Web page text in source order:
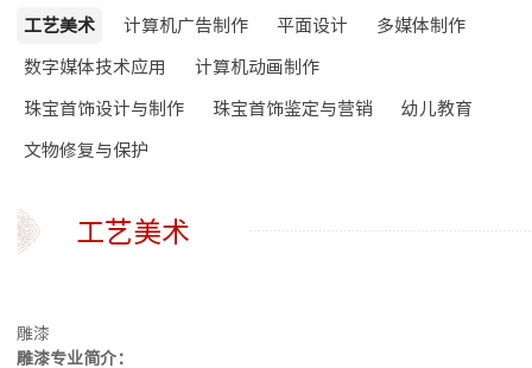
工艺美术 计算机广告制作 平面设计 多媒体制作
数字媒体技术应用 计算机动画制作
珠宝首饰设计与制作 珠宝首饰鉴定与营销 幼儿教育
文物修复与保护
工艺美术
雕漆
雕漆专业简介：